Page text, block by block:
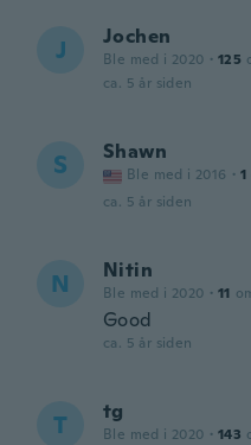
J Jochen
Ble med i 2020 · 125
ca. 5 år siden
S Shawn
Ble med i 2016 · 1
ca. 5 år siden
N Nitin
Ble med i 2020 · 11
Good
ca. 5 år siden
T tg
Ble med i 2020 · 143